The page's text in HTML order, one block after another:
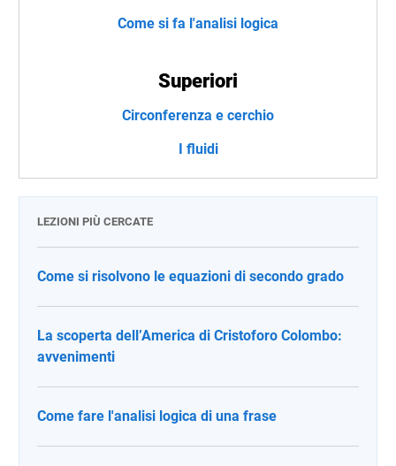
Come si fa l'analisi logica
Superiori
Circonferenza e cerchio
I fluidi
LEZIONI PIÙ CERCATE
Come si risolvono le equazioni di secondo grado
La scoperta dell’America di Cristoforo Colombo:
avvenimenti
Come fare l'analisi logica di una frase